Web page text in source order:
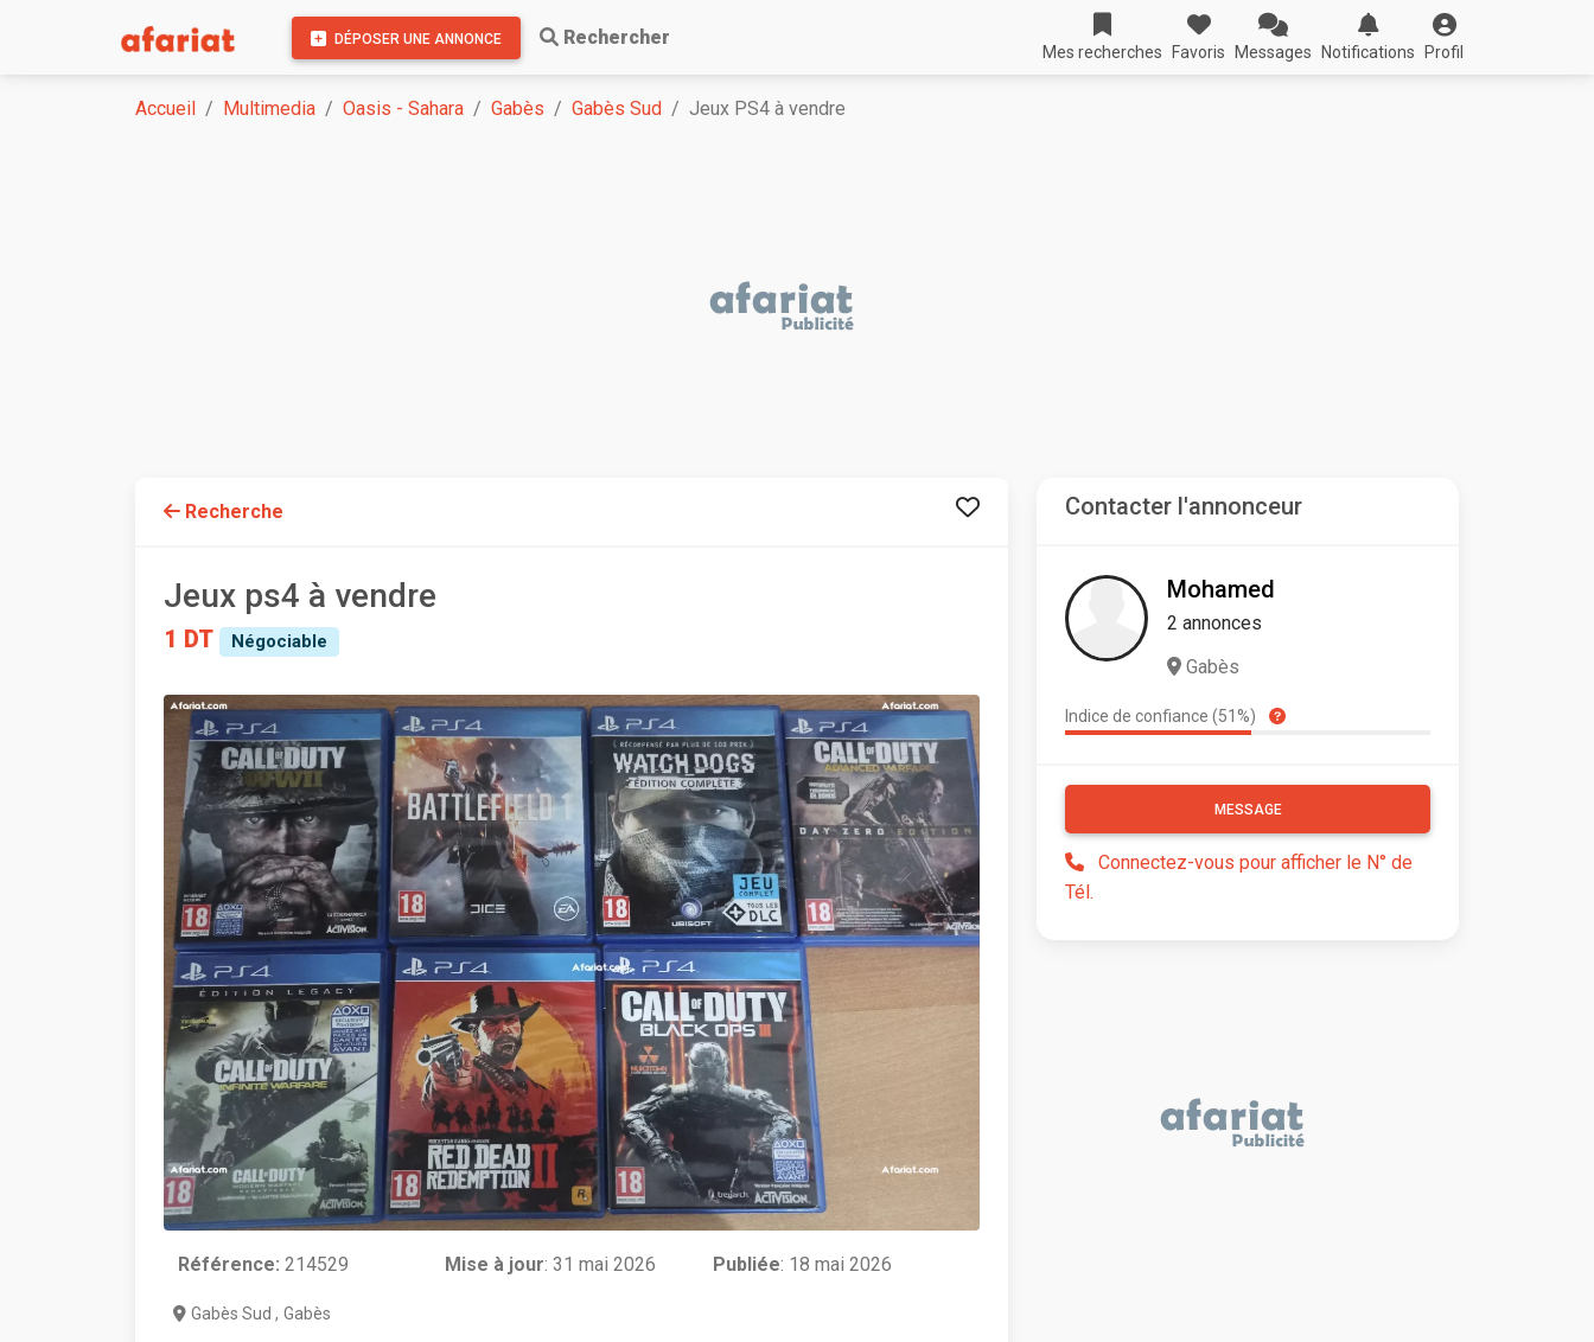
DÉPOSER UNE ANNONCE Rechercher
Mes recherches Favoris Messages Notifications Profil
Accueil Multimedia Oasis - Sahara Gabès Gabès Sud Jeux PS4 à vendre
Recherche
Jeux ps4 à vendre
1 DT Négociable
Référence: 214529 Mise à jour:31 mai 2026 Publiée: 18 mai 2026
Gabès Sud , Gabès
Contacter l'annonceur
Mohamed
2 annonces
Gabès
Indice de confiance (51%)
MESSAGE
Connectez-vous pour afficher le N° de
Tél.